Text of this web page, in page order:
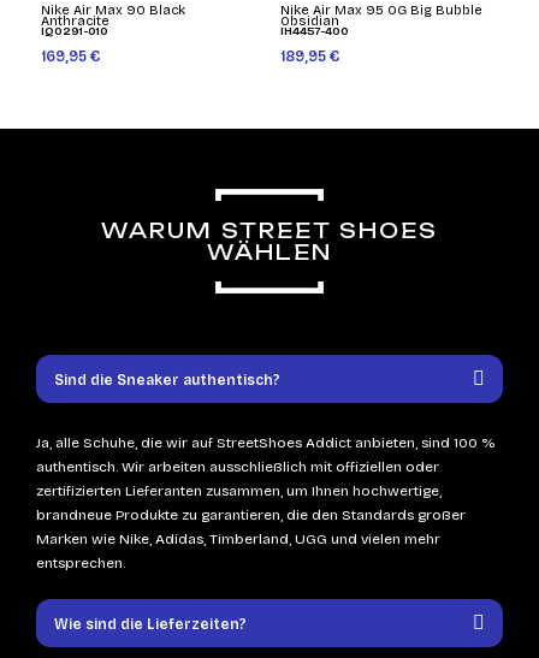
Nike Air Max 90 Black
Anthracite
IQ0291-010
169,95 €
Nike Air Max 95 OG Big Bubble
Obsidian
IH4457-400
189,95 €
WARUM STREET SHOES
WÄHLEN
Sind die Sneaker authentisch?
Ja, alle Schuhe, die wir auf StreetShoes Addict anbieten, sind 100 %
authentisch. Wir arbeiten ausschließlich mit offiziellen oder
zertifizierten Lieferanten zusammen, um Ihnen hochwertige,
brandneue Produkte zu garantieren, die den Standards großer
Marken wie Nike, Adidas, Timberland, UGG und vielen mehr
entsprechen.
Wie sind die Lieferzeiten?